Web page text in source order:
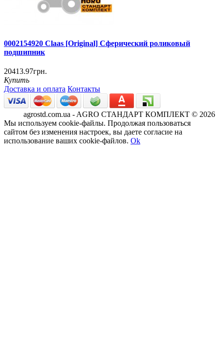
0002154920 Claas [Original] Сферический роликовый
подшипник
20413.97грн.
Купить
Доставка и оплата Контакты
agrostd.com.ua - AGRO СТАНДАРТ КОМПЛЕКТ © 2026
Мы используем cookie-файлы. Продолжая пользоваться
сайтом без изменения настроек, вы даете согласие на
использование ваших cookie-файлов. Ok